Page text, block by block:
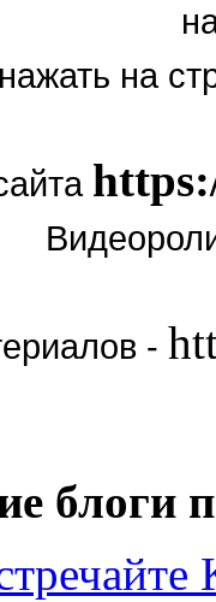
нажать на
-
блоги